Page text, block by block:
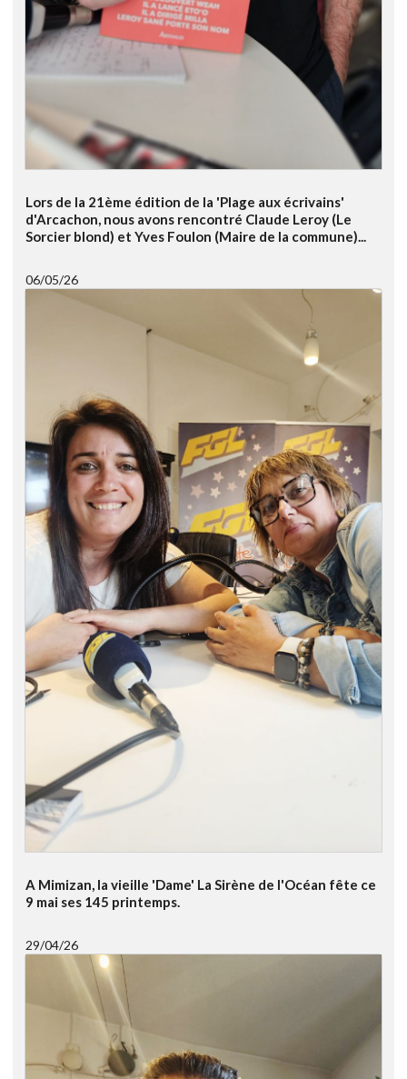
Lors de la 21ème édition de la 'Plage aux écrivains'
d'Arcachon, nous avons rencontré Claude Leroy (Le
Sorcier blond) et Yves Foulon (Maire de la commune)...
06/05/26
A Mimizan, la vieille 'Dame' La Sirène de l'Océan fête ce
9 mai ses 145 printemps.
29/04/26